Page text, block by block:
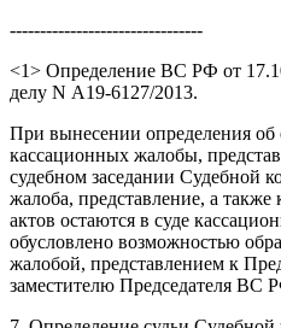
--------------------------------
<1> Определение ВС РФ от
делу N А19-6127/2013.
При вынесении определения об
кассационных жалобы,
судебном заседании Судебной
жалоба, представление, а
актов остаются в суде
обусловлено возможностью
жалобой, представлением к
заместителю Председателя ВС